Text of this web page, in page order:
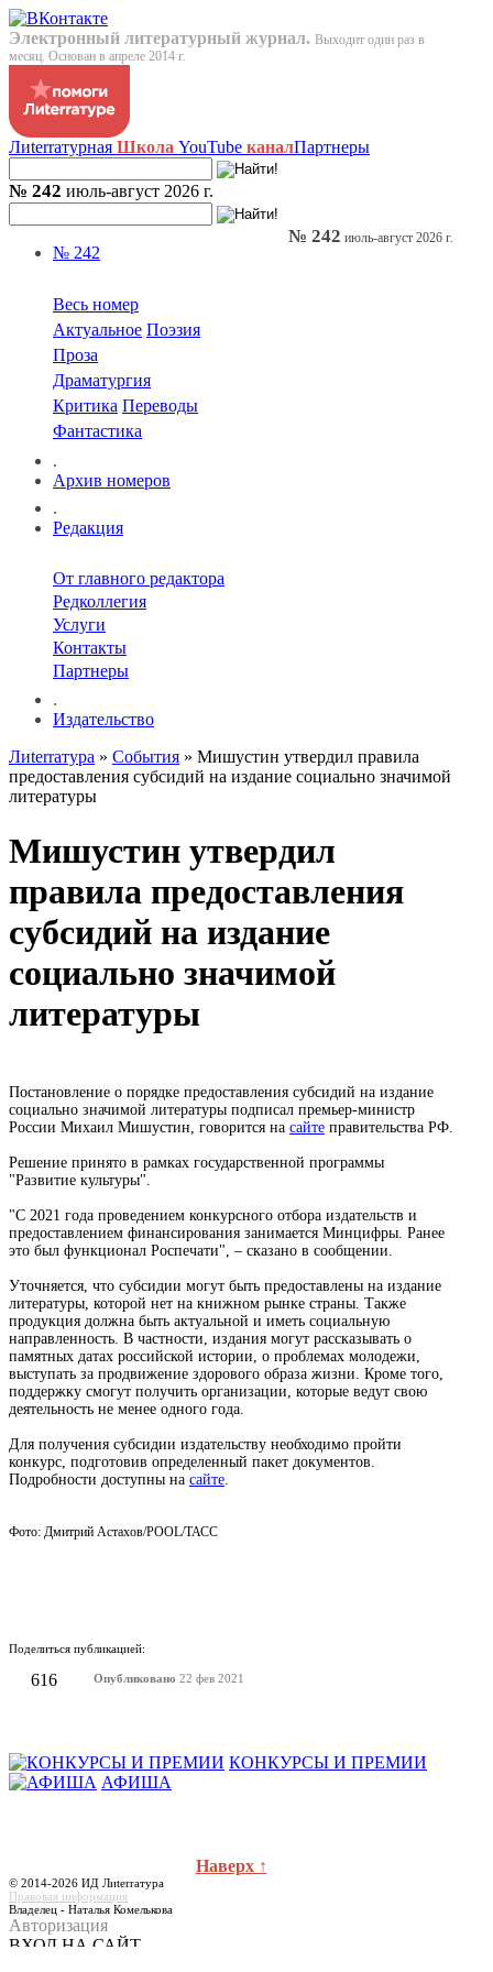
Электронный литературный журнал. Выходит один раз в
месяц. Основан в апреле 2014 г.
Лиterraтурная Школа YouTube каналПартнеры
№ 242 июль-август 2026 г.
№ 242
Весь номер
Актуальное Поэзия
Проза
Драматургия
Критика Переводы
Фантастика
.
Архив номеров
.
Редакция
От главного редактора
Редколлегия
Услуги
Контакты
Партнеры
.
Издательство
№ 242 июль-август 2026 г.
Лиterraтура » События » Мишустин утвердил правила
предоставления субсидий на издание социально значимой
литературы
Мишустин утвердил
правила предоставления
субсидий на издание
социально значимой
литературы
Постановление о порядке предоставления субсидий на издание
социально значимой литературы подписал премьер-министр
России Михаил Мишустин, говорится на сайте правительства РФ.
Решение принято в рамках государственной программы
"Развитие культуры".
"С 2021 года проведением конкурсного отбора издательств и
предоставлением финансирования занимается Минцифры. Ранее
это был функционал Роспечати", – сказано в сообщении.
Уточняется, что субсидии могут быть предоставлены на издание
литературы, которой нет на книжном рынке страны. Также
продукция должна быть актуальной и иметь социальную
направленность. В частности, издания могут рассказывать о
памятных датах российской истории, о проблемах молодежи,
выступать за продвижение здорового образа жизни. Кроме того,
поддержку смогут получить организации, которые ведут свою
деятельность не менее одного года.
Для получения субсидии издательству необходимо пройти
конкурс, подготовив определенный пакет документов.
Подробности доступны на сайте
Фото: Дмитрий Астахов/POOL/ТАСС
Поделиться публикацией:
616 Опубликовано 22 фев 2021
КОНКУРСЫ И ПРЕМИИ
АФИША
Наверх ↑
© 2014-2026 ИД Лиterraтура
Правовая информация
Владелец - Наталья Комелькова
Авторизация
ВХОД НА САЙТ